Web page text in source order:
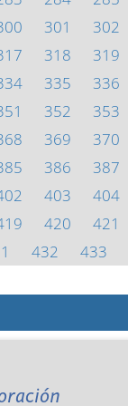
301 302
318 319
335 336
352 353
369 370
386 387
403 404
420 421
432 433